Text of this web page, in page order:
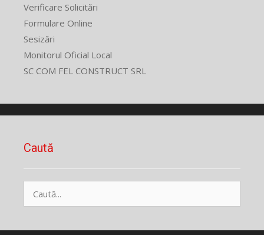
Verificare Solicitări
Formulare Online
Sesizări
Monitorul Oficial Local
SC COM FEL CONSTRUCT SRL
Caută
după: